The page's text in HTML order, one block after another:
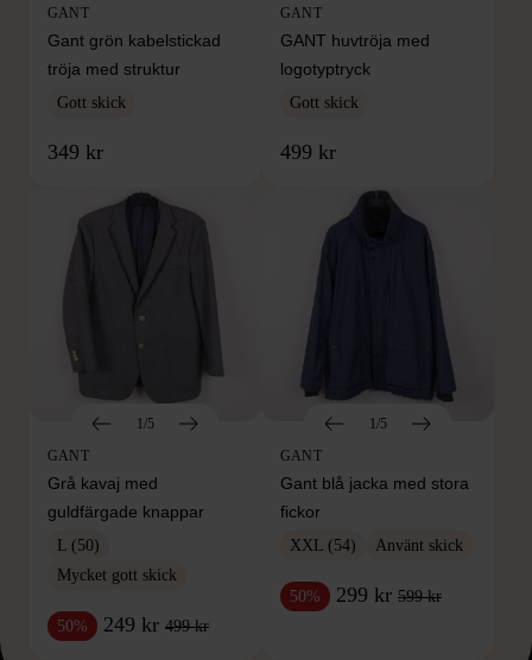
GANT
Gant grön kabelstickad
tröja med struktur
Gott skick
349 kr
GANT
GANT huvtröja med
logotyptryck
Gott skick
499 kr
1/5
GANT
Grå kavaj med
guldfärgade knappar
L (50)
Mycket gott skick
50% 249 kr 499 kr
1/5
GANT
Gant blå jacka med stora
fickor
XXL (54) Använt skick
50% 299 kr 599 kr